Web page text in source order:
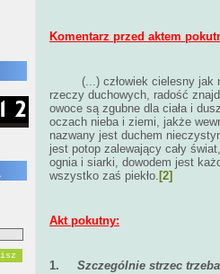
Komentarz przed aktem
(...) człowiek cielesny jak
rzeczy duchowych, radość
owoce są zgubne dla ciała i
oczach nieba i ziemi, jakże
nazwany jest duchem
jest potop zalewający cały
ognia i siarki, dowodem jest
wszystko zaś piekło. [2]
Akt pokutny:
1. Szczególnie strzec